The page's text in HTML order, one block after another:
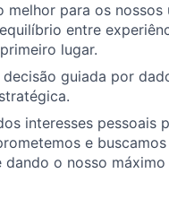
para os nossos
entre
lugar.
guiada por
interesses pessoais
e buscamos
o nosso